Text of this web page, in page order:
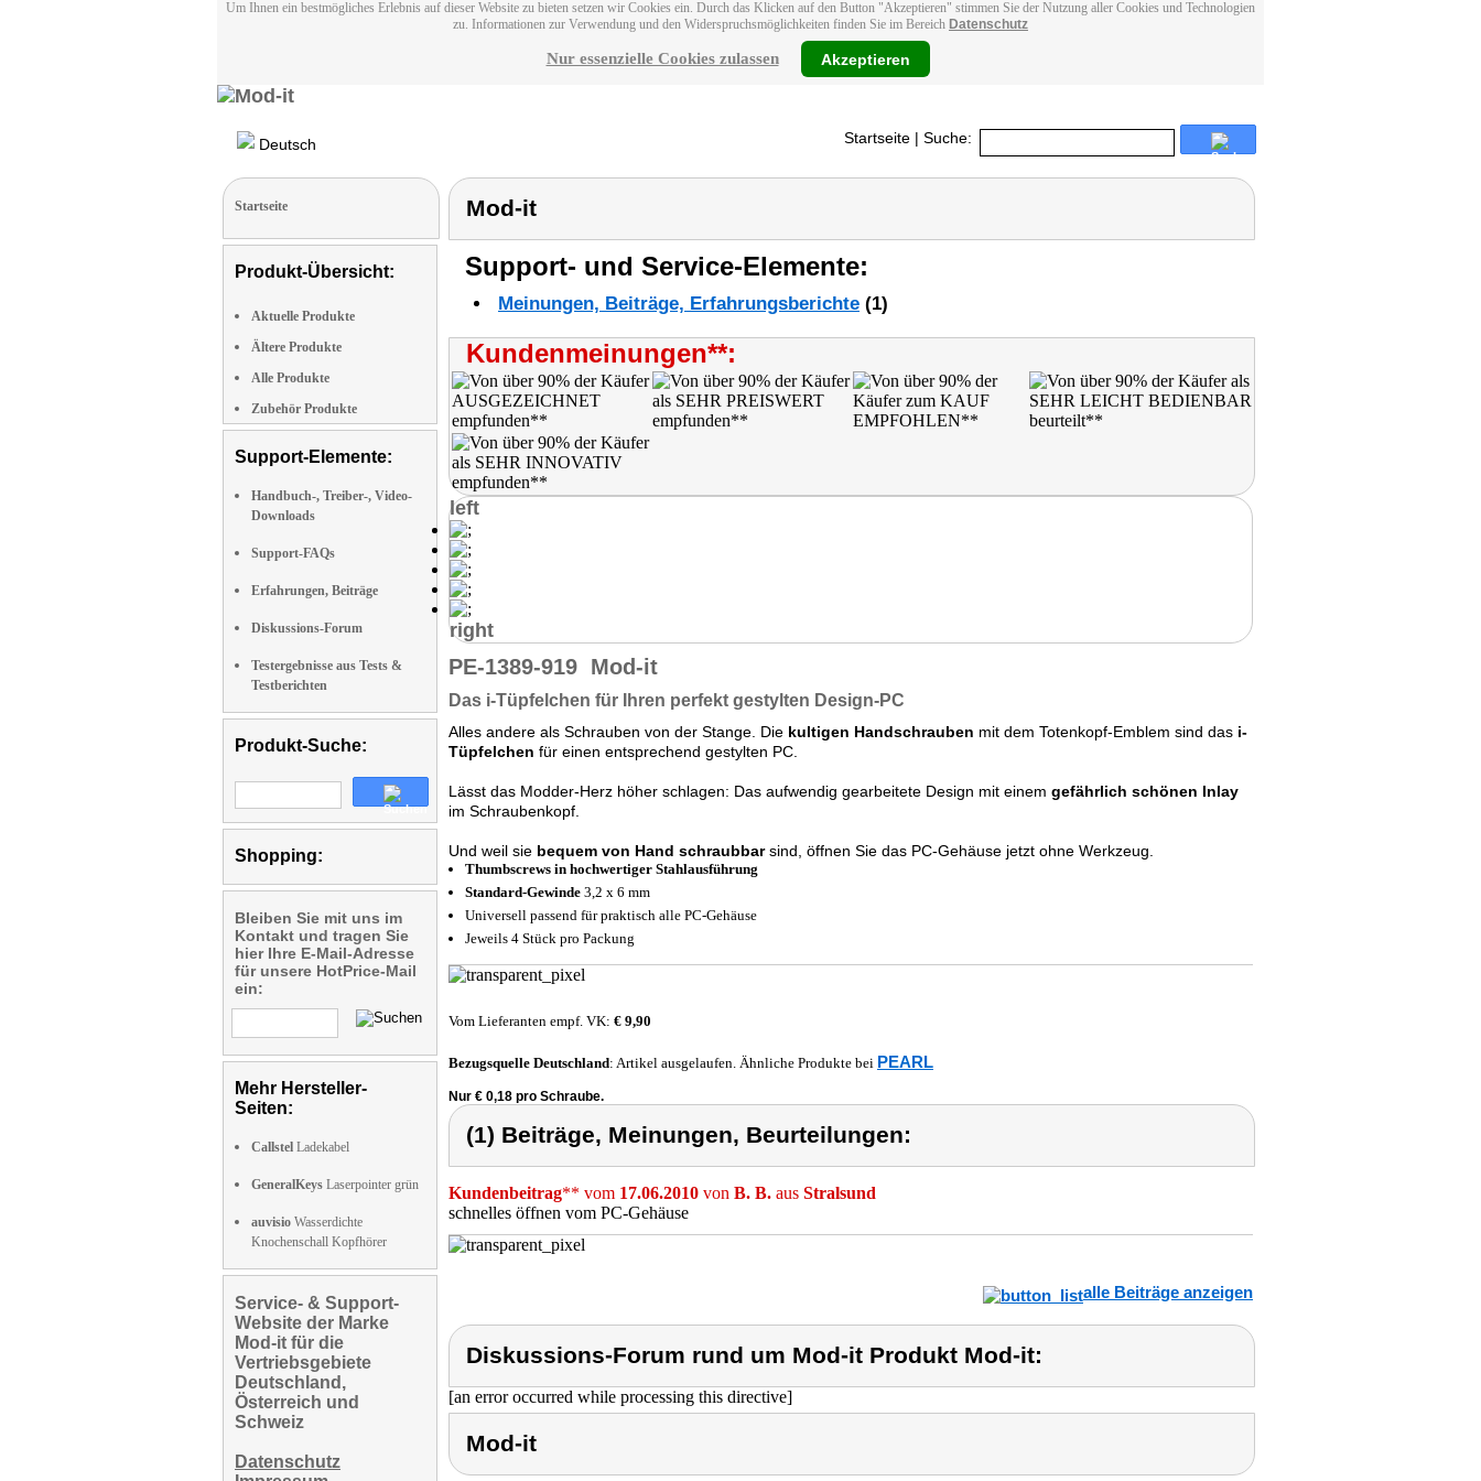
Um Ihnen ein bestmögliches Erlebnis auf dieser Website zu bieten setzen wir Cookies ein. Durch das Klicken auf den Button "Akzeptieren" stimmen Sie der Nutzung aller Cookies und Technologien
zu. Informationen zur Verwendung und den Widerspruchsmöglichkeiten finden Sie im Bereich Datenschutz
Nur essenzielle Cookies zulassen Akzeptieren
Deutsch Startseite | Suche:
Startseite
Produkt-Übersicht:
Aktuelle Produkte
Ältere Produkte
Alle Produkte
Zubehör Produkte
Support-Elemente:
Handbuch-, Treiber-, Video-
Downloads
Support-FAQs
Erfahrungen, Beiträge
Diskussions-Forum
Testergebnisse aus Tests &
Testberichten
Produkt-Suche:
Shopping:
Bleiben Sie mit uns im
Kontakt und tragen Sie
hier Ihre E-Mail-Adresse
für unsere HotPrice-Mail
ein:
Mehr Hersteller-
Seiten:
Callstel Ladekabel
GeneralKeys Laserpointer grün
auvisio Wasserdichte
Knochenschall Kopfhörer
Service- & Support-
Website der Marke
Mod-it für die
Vertriebsgebiete
Deutschland,
Österreich und
Schweiz
Datenschutz
Mod-it
Support- und Service-Elemente:
Meinungen, Beiträge, Erfahrungsberichte (1)
Kundenmeinungen**:
left
right
PE-1389-919 Mod-it
Das i-Tüpfelchen für Ihren perfekt gestylten Design-PC
Alles andere als Schrauben von der Stange. Die kultigen Handschrauben mit dem Totenkopf-Emblem sind das i-
Tüpfelchen für einen entsprechend gestylten PC.
Lässt das Modder-Herz höher schlagen: Das aufwendig gearbeitete Design mit einem gefährlich schönen Inlay
im Schraubenkopf.
Und weil sie bequem von Hand schraubbarsind, öffnen Sie das PC-Gehäuse jetzt ohne Werkzeug.
Thumbscrews in hochwertiger Stahlausführung
Standard-Gewinde 3,2 x 6 mm
Universell passend für praktisch alle PC-Gehäuse
Jeweils 4 Stück pro Packung
Vom Lieferanten empf. VK: € 9,90
Bezugsquelle Deutschland: Artikel ausgelaufen. Ähnliche Produkte bei PEARL
Nur € 0,18 pro Schraube.
(1) Beiträge, Meinungen, Beurteilungen:
Kundenbeitrag** vom 17.06.2010 von B. B. aus Stralsund
schnelles öffnen vom PC-Gehäuse
alle Beiträge anzeigen
Diskussions-Forum rund um Mod-it Produkt Mod-it:
[an error occurred while processing this directive]
Mod-it